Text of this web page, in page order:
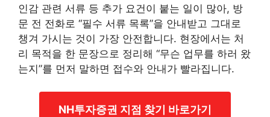
인감 관련 서류 등 추가 요건이 붙는 일이 많아, 방
문 전 전화로 “필수 서류 목록”을 안내받고 그대로
챙겨 가시는 것이 가장 안전합니다. 현장에서는 처
리 목적을 한 문장으로 정리해 “무슨 업무를 하러 왔
는지”를 먼저 말하면 접수와 안내가 빨라집니다.
NH투자증권 지점 찾기 바로가기